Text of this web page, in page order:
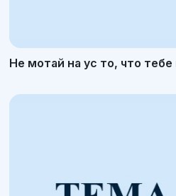
Не мотай на ус то, что